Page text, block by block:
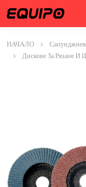
НАЧАЛО
Дискове За Рязане И